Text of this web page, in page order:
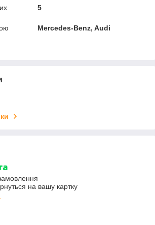
5
Mercedes-Benz, Audi
на вашу картку